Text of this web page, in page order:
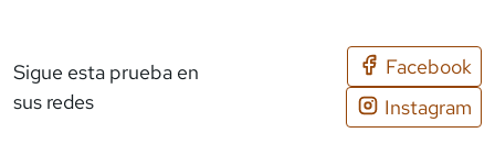
Sigue esta prueba en
sus redes
Facebook
Instagram